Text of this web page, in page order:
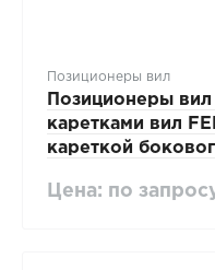
Позиционеры вил
Позиционеры
каретками вил
кареткой
Цена: по